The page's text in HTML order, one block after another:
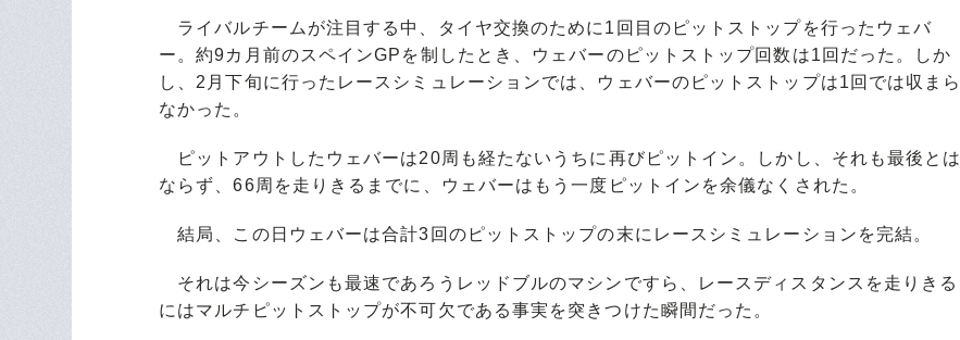
ライバルチームが注目する中、タイヤ交換のために1回目のピットストップを行ったウェバ
ー。約9カ月前のスペインGPを制したとき、ウェバーのピットストップ回数は1回だった。しか
し、2月下旬に行ったレースシミュレーションでは、ウェバーのピットストップは1回では収まら
なかった。
ピットアウトしたウェバーは20周も経たないうちに再びピットイン。しかし、それも最後とは
ならず、66周を走りきるまでに、ウェバーはもう一度ピットインを余儀なくされた。
結局、この日ウェバーは合計3回のピットストップの末にレースシミュレーションを完結。
それは今シーズンも最速であろうレッドブルのマシンですら、レースディスタンスを走りきる
にはマルチピットストップが不可欠である事実を突きつけた瞬間だった。